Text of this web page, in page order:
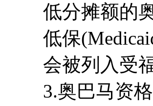
低分摊额的
低保
会被列入受
3.奥巴马资